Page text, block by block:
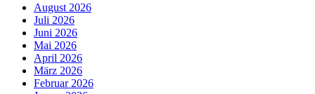
August 2026
Juli 2026
Juni 2026
Mai 2026
April 2026
März 2026
Februar 2026